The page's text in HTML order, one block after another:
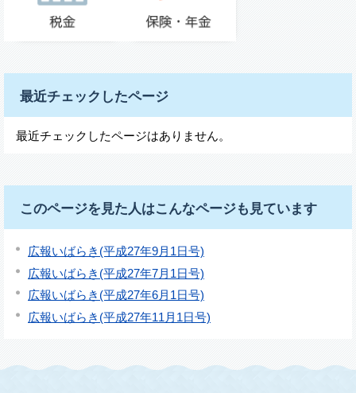
最近チェックしたページ
最近チェックしたページはありません。
このページを見た人はこんなページも見ています
広報いばらき(平成27年9月1日号)
広報いばらき(平成27年7月1日号)
広報いばらき(平成27年6月1日号)
広報いばらき(平成27年11月1日号)